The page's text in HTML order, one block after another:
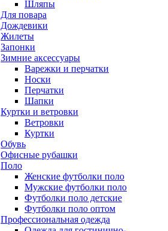
Шляпы
Для повара
Дождевики
Жилеты
Запонки
Зимние аксессуары
Варежки и перчатки
Носки
Перчатки
Шапки
Куртки и ветровки
Ветровки
Куртки
Обувь
Офисные рубашки
Поло
Женские футболки поло
Мужские футболки поло
Футболки поло детские
Футболки поло оптом
Профессиональная одежда